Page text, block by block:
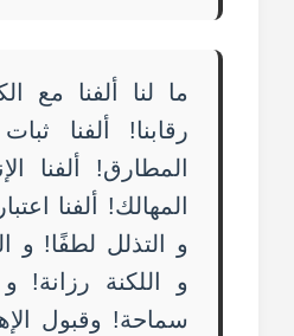
ما لنا ألفنا مع
رقابنا! ألفنا
المطارق! ألفنا
المهالك! ألفنا
و التذلل لطفًا! و
و اللكنة رزانة!
سماحة! وقبول